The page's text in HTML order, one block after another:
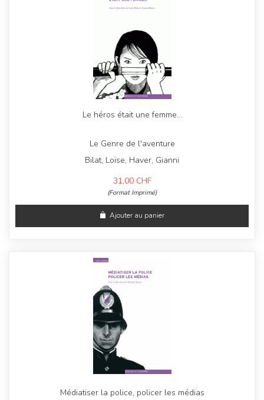
Le héros était une femme…
Le Genre de l'aventure
Bilat, Loïse, Haver, Gianni
31,00 CHF
(Format Imprimé)
Ajouter au panier
Médiatiser la police, policer les médias